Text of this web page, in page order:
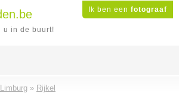
Ik ben een fotograaf
u in de buurt!
Limburg » Rijkel